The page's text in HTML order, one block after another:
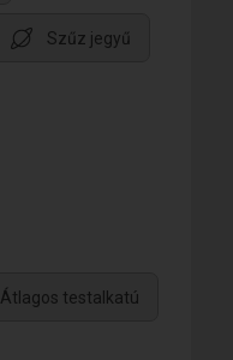
Szűz jegyű
Átlagos testalkatú